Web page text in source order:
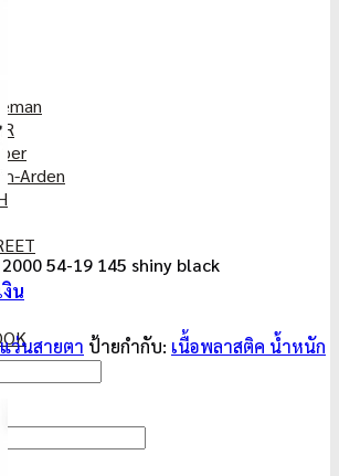
Arden
น
.
2000 54-19 145 shiny black
แว่นสายตา ป้ายกำกับ: เนื้อพลาสติค น้ำหนัก